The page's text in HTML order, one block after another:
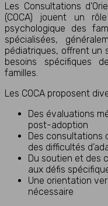
Les Consultations
(COCA) jouent un
psychologique des
spécialisées,
pédiatriques, offrent un
besoins spécifiques
familles.
Les COCA proposent
Des évaluations
post-adoption
Des consultations
des difficultés
Du soutien et des
aux défis
Une orientation
nécessaire